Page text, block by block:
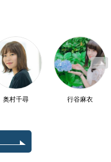
奥村千尋 行谷麻衣